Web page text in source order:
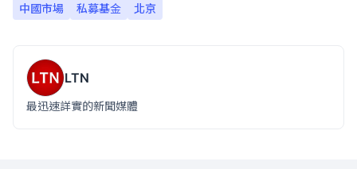
中國市場 私募基金 北京
LTN
最迅速詳實的新聞媒體